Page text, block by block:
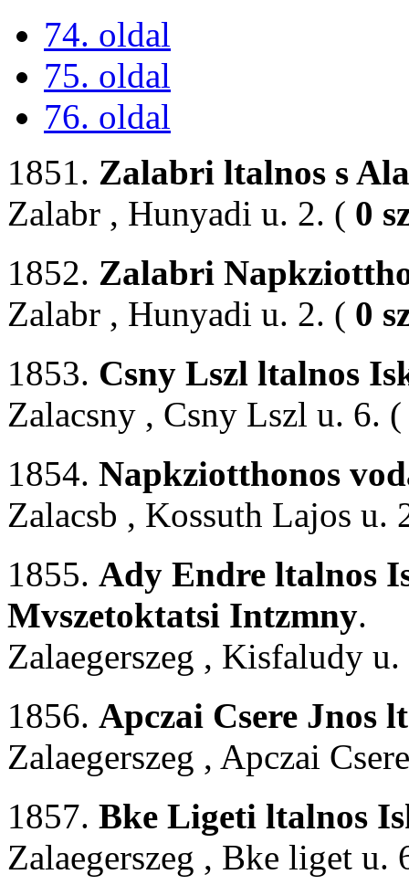
74. oldal
75. oldal
76. oldal
1851. Zalabri ltalnos s
Zalabr , Hunyadi u. 2. ( 0
1852. Zalabri
Zalabr , Hunyadi u. 2. ( 0
1853. Csny Lszl ltalnos
Zalacsny , Csny Lszl u. 6.
1854. Napkziotthonos
Zalacsb , Kossuth Lajos u.
1855. Ady Endre ltalnos
Mvszetoktatsi Intzmny.
Zalaegerszeg , Kisfaludy
1856. Apczai Csere Jnos
Zalaegerszeg , Apczai
1857. Bke Ligeti ltalnos
Zalaegerszeg , Bke liget u.